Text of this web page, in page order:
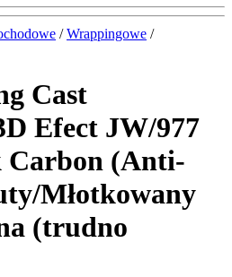
/ Wrappingowe /
Cast
Efect JW/977
Carbon (Anti-
Młotkowany
(trudno